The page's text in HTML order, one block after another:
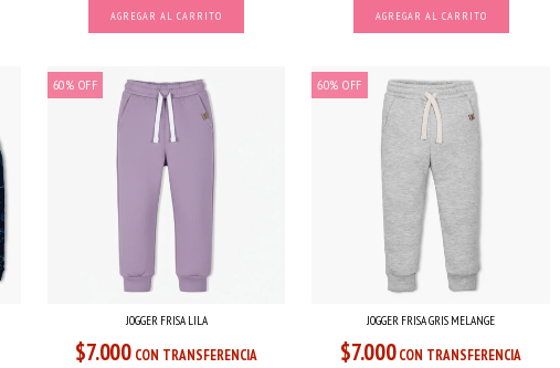
AGREGAR AL CARRITO AGREGAR AL CARRITO
60% OFF
JOGGER FRISA LILA
$7.000 CON TRANSFERENCIA
60%OFF
JOGGER FRISA GRIS MELANGE
$7.000 CON TRANSFERENCIA